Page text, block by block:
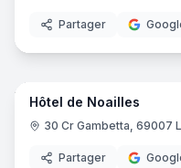
Partager
Hôtel de Noailles
30 Cr Gambetta, 69007
Partager